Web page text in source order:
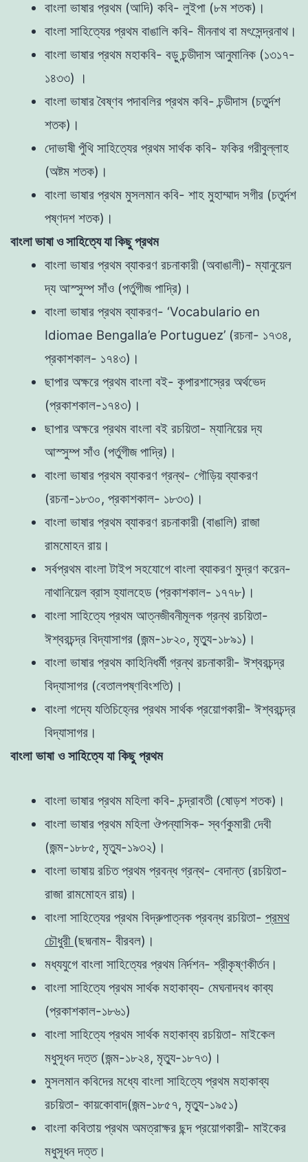
বাংলা ভাষার প্রথম (আদি) কবি- লুইপা (৮ম শতক)।
বাংলা সাহিত্যের প্রথম বাঙালি কবি- মীননাথ বা মৎসেন্দ্রনাথ।
বাংলা ভাষার প্রথম মহাকবি- বড়ু চন্ডীদাস আনুমানিক (১৩১৭-
১৪৩৩) ।
বাংলা ভাষার বৈষ্ণব পদাবলির প্রথম কবি- চন্ডীদাস (চতুর্দশ
শতক)।
দোভাষী পুঁথি সাহিত্যের প্রথম সার্থক কবি- ফকির গরীবুল্লাহ
(অষ্টম শতক)।
বাংলা ভাষার প্রথম মুসলমান কবি- শাহ মুহাম্মাদ সগীর (চতুর্দশ
পষ্ণদশ শতক)।
বাংলা ভাষা ও সাহিত্যে যা কিছু প্রথম
বাংলা ভাষার প্রথম ব্যাকরণ রচনাকারী (অবাঙালী)- ম্যানুয়েল
দ্য আস্সুম্প সাঁও (পর্তুগীজ পাদ্রি)।
বাংলা ভাষার প্রথম ব্যাকরণ- ‘Vocabulario en
Idiomae Bengalla’e Portuguez’ (রচনা- ১৭৩৪,
প্রকাশকাল- ১৭৪৩)।
ছাপার অক্ষরে প্রথম বাংলা বই- কৃপারশাস্রের অর্থভেদ
(প্রকাশকাল-১৭৪৩)।
ছাপার অক্ষরে প্রথম বাংলা বই রচয়িতা- ম্যানিয়ের দ্য
আস্সুম্প সাঁও (পর্তুগীজ পাদ্রি)।
বাংলা ভাষার প্রথম ব্যাকরণ গ্রন্থ- গৌড়িয় ব্যাকর‌ণ
(রচনা-১৮৩০, প্রকাশকাল- ১৮৩৩)।
বাংলা ভাষার প্রথম ব্যাকরণ রচনাকারী (বাঙালি) রাজা
রামমোহন রায়।
সর্বপ্রথম বাংলা টাইপ সহযোগে বাংলা ব্যাকরণ মুদ্রণ করেন-
নাথানিয়েল ব্রাস হ্যালহেড (প্রকাশকাল- ১৭৭৮)।
বাংলা সাহিত্যে প্রথম আত্নজীবনীমূলক গ্রন্থ রচয়িতা-
ঈশ্বরচন্দ্র বিদ্যাসাগর (জন্ম-১৮২০, মৃত্যু-১৮৯১)।
বাংলা ভাষার প্রথম কাহিনিধর্মী গ্রন্থ রচনাকারী- ঈশ্বরচন্দ্র
বিদ্যাসাগর (বেতালপষ্ণবিংশতি)।
বাংলা গদ্যে যতিচিহ্নের প্রথম সার্থক প্রয়োগকারী- ঈশ্বরচন্দ্র
বিদ্যাসাগর।
বাংলা ভাষা ও সাহিত্যে যা কিছু প্রথম
বাংলা ভাষার প্রথম মহিলা কবি- চন্দ্রাবতী (ষোড়শ শতক)।
বাংলা ভাষার প্রথম মহিলা ঔপন্যাসিক- স্বর্ণকুমারী দেবী
(জন্ম-১৮৮৫, মৃত্যু-১৯৩২)।
বাংলা ভাষায় রচিত প্রথম প্রবন্ধ গ্রন্থ- বেদান্ত (রচয়িতা-
রাজা রামমোহন রায়)।
বাংলা সাহিত্যের প্রথম বিদ্রুপাত্নক প্রবন্ধ রচয়িতা- প্রমথ
চৌধুরী (ছদ্মনাম- বীরবল)।
মধ্যযুগে বাংলা সাহিত্যের প্রথম নির্দশন- শ্রীকৃষ্ণকীর্তন।
বাংলা সাহিত্যে প্রথম সার্থক মহাকাব্য- মেঘনাদবধ কাব্য
(প্রকাশকাল-১৮৬১)
বাংলা সাহিত্যে প্রথম সার্থক মহাকাব্য রচয়িতা- মাইকেল
মধুসূধন দত্ত (জন্ম-১৮২৪, মৃত্যু-১৮৭৩)।
মুসলমান কবিদের মধ্যে বাংলা সাহিত্যে প্রথম মহাকাব্য
রচয়িতা- কায়কোবাদ(জন্ম-১৮৫৭, মৃত্যু-১৯৫১)
বাংলা কবিতায় প্রথম অমত্রাক্ষর ছন্দ প্রয়োগকারী- মাইকের
মধুসূধন দত্ত।